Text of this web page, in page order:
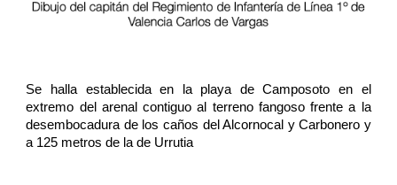
Se halla establecida en la playa de Camposoto en el
extremo del arenal contiguo al terreno fangoso frente a la
desembocadura de los caños del Alcornocal y Carbonero y
a 125 metros de la de Urrutia